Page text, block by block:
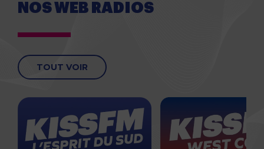
NOS WEB RADIOS
TOUT VOIR